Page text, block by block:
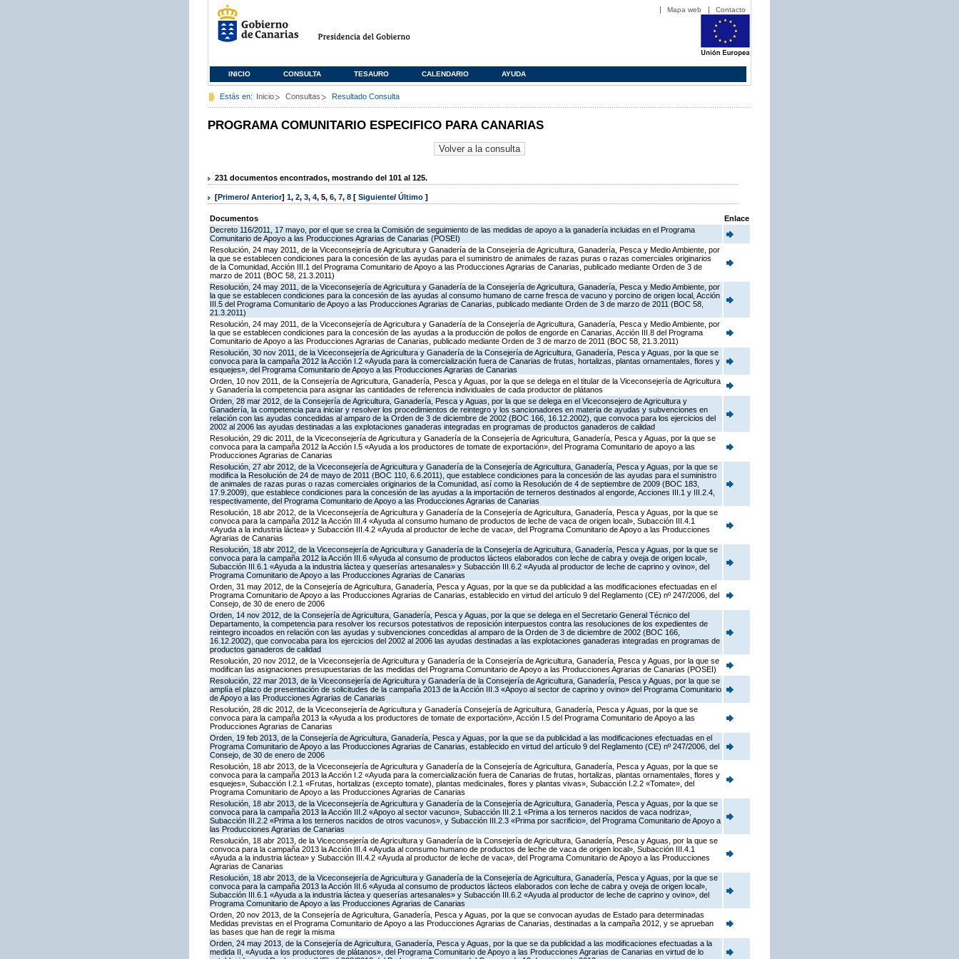
Mapa web Contacto
INICIO CONSULTA TESAURO CALENDARIO AYUDA
Estás en: Inicio Consultas Resultado Consulta
PROGRAMA COMUNITARIO ESPECIFICO PARA CANARIAS
231 documentos encontrados, mostrando del 101 al 125.
[Primero/ Anterior] 1, 2, 3, 4, 5, 6, 7, 8 [ Siguiente/ Último ]
Documentos
Enlace
Decreto 116/2011, 17 mayo, por el que se crea la Comisión de seguimiento de las medidas de apoyo a la ganadería incluidas en el Programa
Comunitario de Apoyo a las Producciones Agrarias de Canarias (POSEI)
Resolución, 24 may 2011, de la Viceconsejería de Agricultura y Ganadería de la Consejería de Agricultura, Ganadería, Pesca y Medio Ambiente, por
la que se establecen condiciones para la concesión de las ayudas para el suministro de animales de razas puras o razas comerciales originarios
de la Comunidad, Acción III.1 del Programa Comunitario de Apoyo a las Producciones Agrarias de Canarias, publicado mediante Orden de 3 de
marzo de 2011 (BOC 58, 21.3.2011)
Resolución, 24 may 2011, de la Viceconsejería de Agricultura y Ganadería de la Consejería de Agricultura, Ganadería, Pesca y Medio Ambiente, por
la que se establecen condiciones para la concesión de las ayudas al consumo humano de carne fresca de vacuno y porcino de origen local, Acción
III.5 del Programa Comunitario de Apoyo a las Producciones Agrarias de Canarias, publicado mediante Orden de 3 de marzo de 2011 (BOC 58,
21.3.2011)
Resolución, 24 may 2011, de la Viceconsejería de Agricultura y Ganadería de la Consejería de Agricultura, Ganadería, Pesca y Medio Ambiente, por
la que se establecen condiciones para la concesión de las ayudas a la producción de pollos de engorde en Canarias, Acción III.8 del Programa
Comunitario de Apoyo a las Producciones Agrarias de Canarias, publicado mediante Orden de 3 de marzo de 2011 (BOC 58, 21.3.2011)
Resolución, 30 nov 2011, de la Viceconsejería de Agricultura y Ganadería de la Consejería de Agricultura, Ganadería, Pesca y Aguas, por la que se
convoca para la campaña 2012 la Acción I.2 «Ayuda para la comercialización fuera de Canarias de frutas, hortalizas, plantas ornamentales, flores y
esquejes», del Programa Comunitario de Apoyo a las Producciones Agrarias de Canarias
Orden, 10 nov 2011, de la Consejería de Agricultura, Ganadería, Pesca y Aguas, por la que se delega en el titular de la Viceconsejería de Agricultura
y Ganadería la competencia para asignar las cantidades de referencia individuales de cada productor de plátanos
Orden, 28 mar 2012, de la Consejería de Agricultura, Ganadería, Pesca y Aguas, por la que se delega en el Viceconsejero de Agricultura y
Ganadería, la competencia para iniciar y resolver los procedimientos de reintegro y los sancionadores en materia de ayudas y subvenciones en
relación con las ayudas concedidas al amparo de la Orden de 3 de diciembre de 2002 (BOC 166, 16.12.2002), que convoca para los ejercicios del
2002 al 2006 las ayudas destinadas a las explotaciones ganaderas integradas en programas de productos ganaderos de calidad
Resolución, 29 dic 2011, de la Viceconsejería de Agricultura y Ganadería de la Consejería de Agricultura, Ganadería, Pesca y Aguas, por la que se
convoca para la campaña 2012 la Acción I.5 «Ayuda a los productores de tomate de exportación», del Programa Comunitario de apoyo a las
Producciones Agrarias de Canarias
Resolución, 27 abr 2012, de la Viceconsejería de Agricultura y Ganadería de la Consejería de Agricultura, Ganadería, Pesca y Aguas, por la que se
modifica la Resolución de 24 de mayo de 2011 (BOC 110, 6.6.2011), que establece condiciones para la concesión de las ayudas para el suministro
de animales de razas puras o razas comerciales originarios de la Comunidad, así como la Resolución de 4 de septiembre de 2009 (BOC 183,
17.9.2009), que establece condiciones para la concesión de las ayudas a la importación de terneros destinados al engorde, Acciones III.1 y III.2.4,
respectivamente, del Programa Comunitario de Apoyo a las Producciones Agrarias de Canarias
Resolución, 18 abr 2012, de la Viceconsejería de Agricultura y Ganadería de la Consejería de Agricultura, Ganadería, Pesca y Aguas, por la que se
convoca para la campaña 2012 la Acción III.4 «Ayuda al consumo humano de productos de leche de vaca de origen local», Subacción III.4.1
«Ayuda a la industria láctea» y Subacción III.4.2 «Ayuda al productor de leche de vaca», del Programa Comunitario de Apoyo a las Producciones
Agrarias de Canarias
Resolución, 18 abr 2012, de la Viceconsejería de Agricultura y Ganadería de la Consejería de Agricultura, Ganadería, Pesca y Aguas, por la que se
convoca para la campaña 2012 la Acción III.6 «Ayuda al consumo de productos lácteos elaborados con leche de cabra y oveja de origen local»,
Subacción III.6.1 «Ayuda a la industria láctea y queserías artesanales» y Subacción III.6.2 «Ayuda al productor de leche de caprino y ovino», del
Programa Comunitario de Apoyo a las Producciones Agrarias de Canarias
Orden, 31 may 2012, de la Consejería de Agricultura, Ganadería, Pesca y Aguas, por la que se da publicidad a las modificaciones efectuadas en el
Programa Comunitario de Apoyo a las Producciones Agrarias de Canarias, establecido en virtud del artículo 9 del Reglamento (CE) nº 247/2006, del
Consejo, de 30 de enero de 2006
Orden, 14 nov 2012, de la Consejería de Agricultura, Ganadería, Pesca y Aguas, por la que se delega en el Secretario General Técnico del
Departamento, la competencia para resolver los recursos potestativos de reposición interpuestos contra las resoluciones de los expedientes de
reintegro incoados en relación con las ayudas y subvenciones concedidas al amparo de la Orden de 3 de diciembre de 2002 (BOC 166,
16.12.2002), que convocaba para los ejercicios del 2002 al 2006 las ayudas destinadas a las explotaciones ganaderas integradas en programas de
productos ganaderos de calidad
Resolución, 20 nov 2012, de la Viceconsejería de Agricultura y Ganadería de la Consejería de Agricultura, Ganadería, Pesca y Aguas, por la que se
modifican las asignaciones presupuestarias de las medidas del Programa Comunitario de Apoyo a las Producciones Agrarias de Canarias (POSEI)
Resolución, 22 mar 2013, de la Viceconsejería de Agricultura y Ganadería de la Consejería de Agricultura, Ganadería, Pesca y Aguas, por la que se
amplía el plazo de presentación de solicitudes de la campaña 2013 de la Acción III.3 «Apoyo al sector de caprino y ovino» del Programa Comunitario
de Apoyo a las Producciones Agrarias de Canarias
Resolución, 28 dic 2012, de la Viceconsejería de Agricultura y Ganadería Consejería de Agricultura, Ganadería, Pesca y Aguas, por la que se
convoca para la campaña 2013 la «Ayuda a los productores de tomate de exportación», Acción I.5 del Programa Comunitario de Apoyo a las
Producciones Agrarias de Canarias
Orden, 19 feb 2013, de la Consejería de Agricultura, Ganadería, Pesca y Aguas, por la que se da publicidad a las modificaciones efectuadas en el
Programa Comunitario de Apoyo a las Producciones Agrarias de Canarias, establecido en virtud del artículo 9 del Reglamento (CE) nº 247/2006, del
Consejo, de 30 de enero de 2006
Resolución, 18 abr 2013, de la Viceconsejería de Agricultura y Ganadería de la Consejería de Agricultura, Ganadería, Pesca y Aguas, por la que se
convoca para la campaña 2013 la Acción I.2 «Ayuda para la comercialización fuera de Canarias de frutas, hortalizas, plantas ornamentales, flores y
esquejes», Subacción I.2.1 «Frutas, hortalizas (excepto tomate), plantas medicinales, flores y plantas vivas», Subacción I.2.2 «Tomate», del
Programa Comunitario de Apoyo a las Producciones Agrarias de Canarias
Resolución, 18 abr 2013, de la Viceconsejería de Agricultura y Ganadería de la Consejería de Agricultura, Ganadería, Pesca y Aguas, por la que se
convoca para la campaña 2013 la Acción III.2 «Apoyo al sector vacuno», Subacción III.2.1 «Prima a los terneros nacidos de vaca nodriza»,
Subacción III.2.2 «Prima a los terneros nacidos de otros vacunos», y Subacción III.2.3 «Prima por sacrificio», del Programa Comunitario de Apoyo a
las Producciones Agrarias de Canarias
Resolución, 18 abr 2013, de la Viceconsejería de Agricultura y Ganadería de la Consejería de Agricultura, Ganadería, Pesca y Aguas, por la que se
convoca para la campaña 2013 la Acción III.4 «Ayuda al consumo humano de productos de leche de vaca de origen local», Subacción III.4.1
«Ayuda a la industria láctea» y Subacción III.4.2 «Ayuda al productor de leche de vaca», del Programa Comunitario de Apoyo a las Producciones
Agrarias de Canarias
Resolución, 18 abr 2013, de la Viceconsejería de Agricultura y Ganadería de la Consejería de Agricultura, Ganadería, Pesca y Aguas, por la que se
convoca para la campaña 2013 la Acción III.6 «Ayuda al consumo de productos lácteos elaborados con leche de cabra y oveja de origen local»,
Subacción III.6.1 «Ayuda a la industria láctea y queserías artesanales» y Subacción III.6.2 «Ayuda al productor de leche de caprino y ovino», del
Programa Comunitario de Apoyo a las Producciones Agrarias de Canarias
Orden, 20 nov 2013, de la Consejería de Agricultura, Ganadería, Pesca y Aguas, por la que se convocan ayudas de Estado para determinadas
Medidas previstas en el Programa Comunitario de Apoyo a las Producciones Agrarias de Canarias, destinadas a la campaña 2012, y se aprueban
las bases que han de regir la misma
Orden, 24 may 2013, de la Consejería de Agricultura, Ganadería, Pesca y Aguas, por la que se da publicidad a las modificaciones efectuadas a la
medida II, «Ayuda a los productores de plátanos», del Programa Comunitario de Apoyo a las Producciones Agrarias de Canarias en virtud de lo